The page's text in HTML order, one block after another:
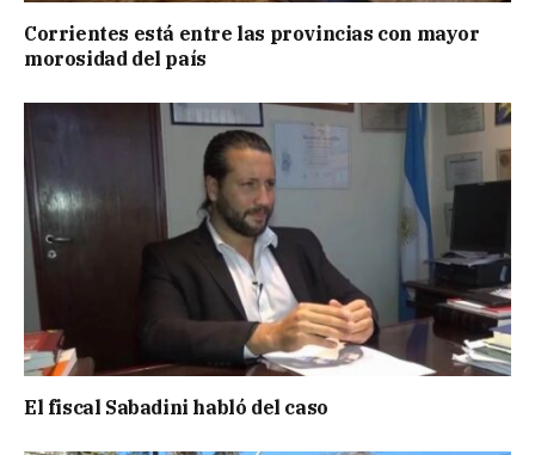
Corrientes está entre las provincias con mayor
morosidad del país
El fiscal Sabadini habló del caso